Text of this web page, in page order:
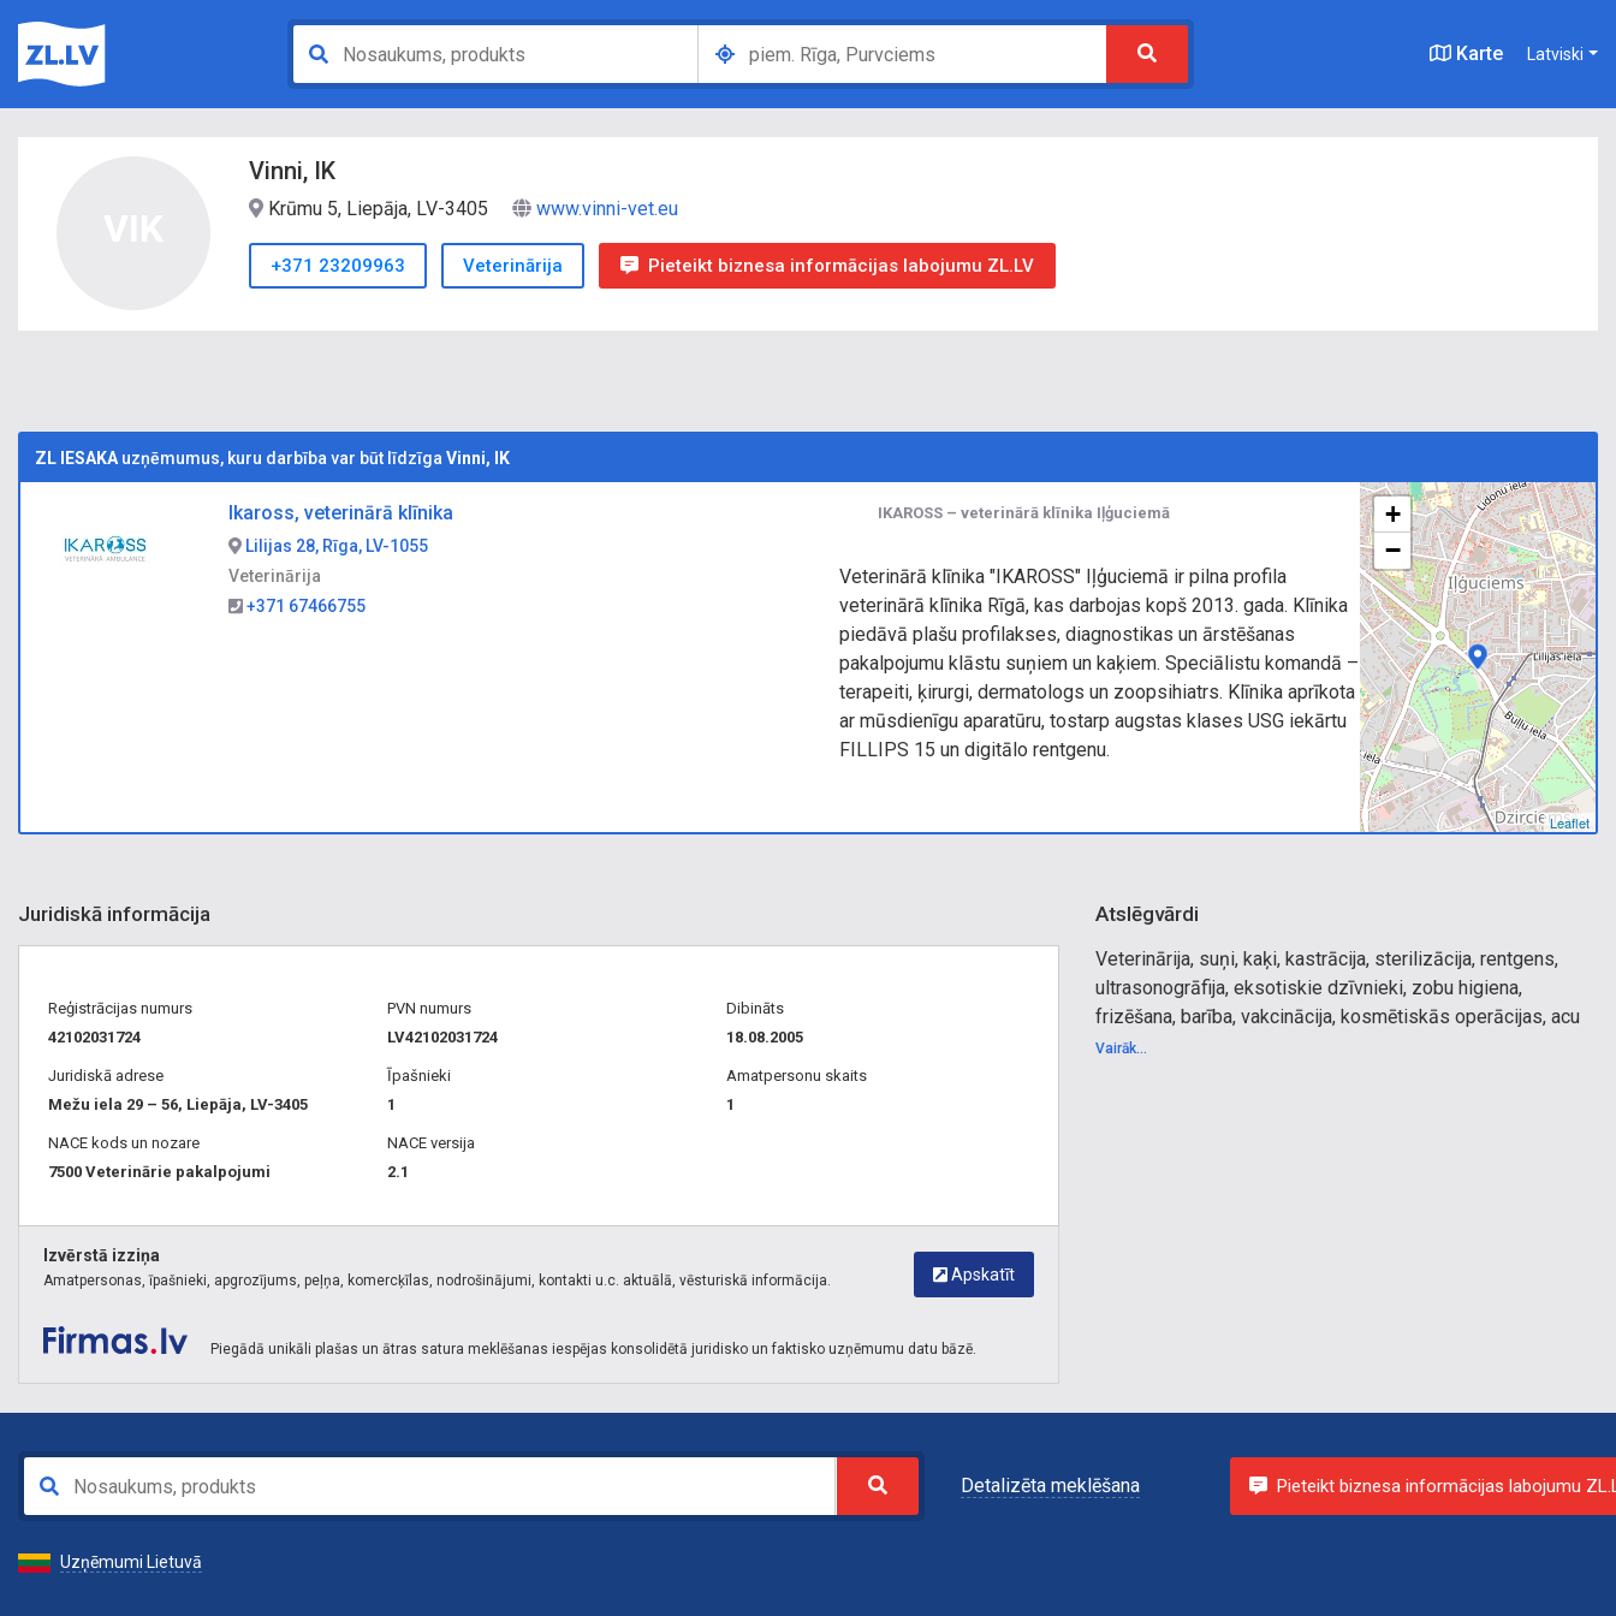
Karte Latviski
Vinni, IK
Krūmu 5, Liepāja, LV-3405 www.vinni-vet.eu
+371 23209963 Veterinārija Pieteikt biznesa informācijas labojumu ZL.LV
ZL IESAKA uzņēmumus, kuru darbība var būt līdzīga Vinni, IK
Ikaross, veterinārā klīnika
Lilijas 28, Rīga, LV-1055
Veterinārija
+371 67466755
IKAROSS – veterinārā klīnika Iļģuciemā
Veterinārā klīnika "IKAROSS" Iļģuciemā ir pilna profila
veterinārā klīnika Rīgā, kas darbojas kopš 2013. gada. Klīnika
piedāvā plašu profilakses, diagnostikas un ārstēšanas
pakalpojumu klāstu suņiem un kaķiem. Speciālistu komandā –
terapeiti, ķirurgi, dermatologs un zoopsihiatrs. Klīnika aprīkota
ar mūsdienīgu aparatūru, tostarp augstas klases USG iekārtu
FILLIPS 15 un digitālo rentgenu.
+
−
Leaflet
Juridiskā informācija
Reģistrācijas numurs
42102031724
PVN numurs
LV42102031724
Dibināts
18.08.2005
Juridiskā adrese
Mežu iela 29 – 56, Liepāja, LV-3405
Īpašnieki
1
Amatpersonu skaits
1
NACE kods un nozare
7500 Veterinārie pakalpojumi
NACE versija
2.1
Apskatīt
Izvērstā izziņa
Amatpersonas, īpašnieki, apgrozījums, peļņa, komercķīlas, nodrošinājumi, kontakti u.c. aktuālā, vēsturiskā informācija.
Piegādā unikāli plašas un ātras satura meklēšanas iespējas konsolidētā juridisko un faktisko uzņēmumu datu bāzē.
Atslēgvārdi
Veterinārija, suņi, kaķi, kastrācija, sterilizācija, rentgens,
ultrasonogrāfija, eksotiskie dzīvnieki, zobu higiena,
frizēšana, barība, vakcinācija, kosmētiskās operācijas, acu
korekcija, mikročipi, veterinārie preparāti, vet, veterinārā
Vairāk...
Detalizēta meklēšana Pieteikt biznesa informācijas labojumu
Uzņēmumi Lietuvā